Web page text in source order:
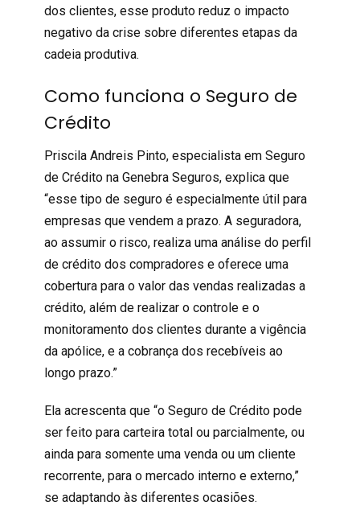
dos clientes, esse produto reduz o impacto
negativo da crise sobre diferentes etapas da
cadeia produtiva.
Como funciona o Seguro de
Crédito
Priscila Andreis Pinto, especialista em Seguro
de Créditona Genebra Seguros, explica que
“esse tipo de seguro é especialmente útil para
empresas que vendem a prazo. A seguradora,
ao assumir o risco, realiza uma análise do perfil
de crédito dos compradores e oferece uma
cobertura para o valor das vendas realizadas a
crédito, além de realizar o controle e o
monitoramento dos clientes durante a vigência
da apólice, e a cobrança dos recebíveis ao
longo prazo.”
Ela acrescenta que “o Seguro de Créditopode
ser feito para carteira total ou parcialmente, ou
ainda para somente uma venda ou um cliente
recorrente, para o mercado interno e externo,”
se adaptando às diferentes ocasiões.